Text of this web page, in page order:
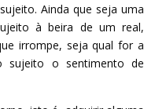
Ainda que seja uma
à beira de um real,
irrompe, seja qual for a
sujeito o sentimento de